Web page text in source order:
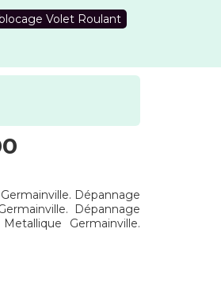
Volet Roulant
Dépannage
Dépannage
Germainville.